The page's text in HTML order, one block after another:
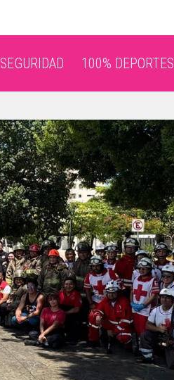
SEGURIDAD 100% DEPORTES